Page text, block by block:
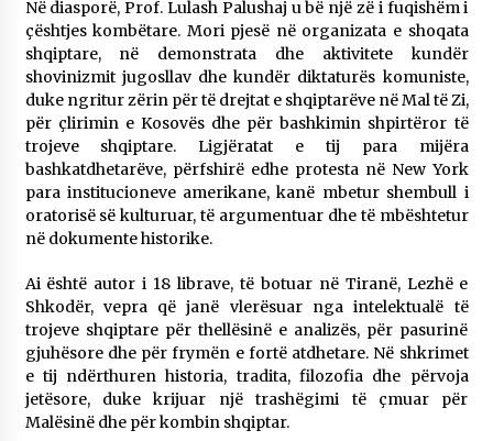
Në diasporë, Prof. Lulash Palushaj u bë një zë i fuqishëm i
çështjes kombëtare. Mori pjesë në organizata e shoqata
shqiptare, në demonstrata dhe aktivitete kundër
shovinizmit jugosllav dhe kundër diktaturës komuniste,
duke ngritur zërin për të drejtat e shqiptarëve në Mal të Zi,
për çlirimin e Kosovës dhe për bashkimin shpirtëror të
trojeve shqiptare. Ligjëratat e tij para mijëra
bashkatdhetarëve, përfshirë edhe protesta në New York
para institucioneve amerikane, kanë mbetur shembull i
oratorisë së kulturuar, të argumentuar dhe të mbështetur
në dokumente historike.
Ai është autor i 18 librave, të botuar në Tiranë, Lezhë e
Shkodër, vepra që janë vlerësuar nga intelektualë të
trojeve shqiptare për thellësinë e analizës, për pasurinë
gjuhësore dhe për frymën e fortë atdhetare. Në shkrimet
e tij ndërthuren historia, tradita, filozofia dhe përvoja
jetësore, duke krijuar një trashëgimi të çmuar për
Malësinë dhe për kombin shqiptar.